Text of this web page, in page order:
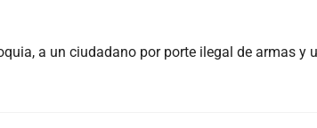
a un ciudadano por porte ilegal de armas y